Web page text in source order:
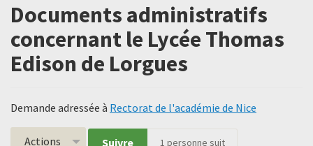
Documents administratifs
concernant le Lycée Thomas
Edison de Lorgues
Demande adressée à Rectorat de l'académie de Nice
Actions Suivre 1 personne suit